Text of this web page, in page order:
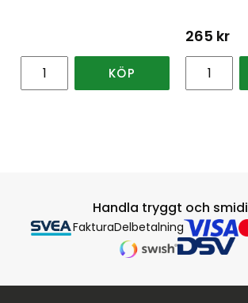
KÖP
265 kr
Handla tryggt och
FakturaDelbetalning